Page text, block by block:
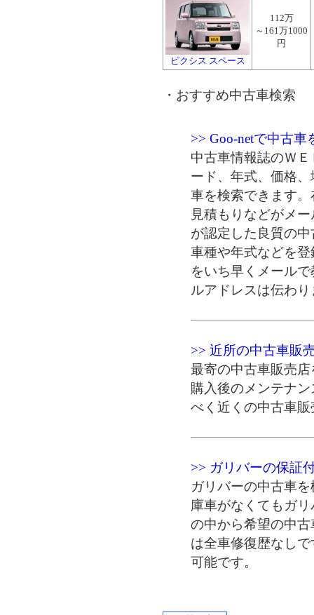
ピクシス スペース
112万
～161万1000
円
・おすすめ中古車検索
>> Goo-netで中古車
中古車情報誌のＷ
ード、年式、価格
車を検索できます
見積もりなどがメ
が認定した良質の
車種や年式などを
をいち早くメール
ルアドレスは伝わ
>> 近所の中古車販
最寄の中古車販売
購入後のメンテナ
べく近くの中古車
>> ガリバーの保証
ガリバーの中古車
庫車がなくてもガ
の中から希望の中
は全車修復歴なし
可能です。